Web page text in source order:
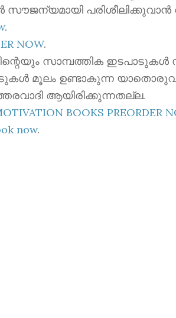
സൗജന്യമായി
.
NOW.
സാമ്പത്തിക ഇടപാടുകൾ
മൂലം ഉണ്ടാകുന്ന
ആയിരിക്കുന്നതല്ല.
BOOKS PREORDER
now.